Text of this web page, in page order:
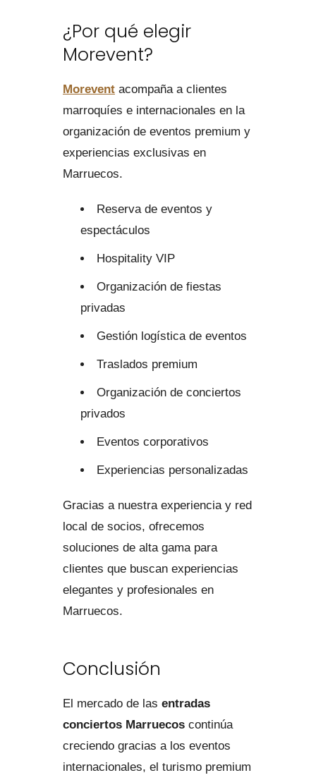
¿Por qué elegir
Morevent?
Morevent acompaña a clientes
marroquíes e internacionales en la
organización de eventos premium y
experiencias exclusivas en
Marruecos.
Reserva de eventos y
espectáculos
Hospitality VIP
Organización de fiestas
privadas
Gestión logística de eventos
Traslados premium
Organización de conciertos
privados
Eventos corporativos
Experiencias personalizadas
Gracias a nuestra experiencia y red
local de socios, ofrecemos
soluciones de alta gama para
clientes que buscan experiencias
elegantes y profesionales en
Marruecos.
Conclusión
El mercado de las entradas
conciertos Marruecos continúa
creciendo gracias a los eventos
internacionales, el turismo premium